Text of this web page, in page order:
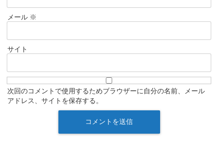
メール ※
サイト
次回のコメントで使用するためブラウザーに自分の名前、メール
アドレス、サイトを保存する。